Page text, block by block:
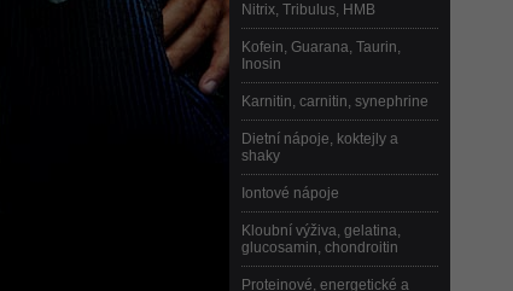
Nitrix, Tribulus, HMB
Kofein, Guarana, Taurin,
Inosin
Karnitin, carnitin, synephrine
Dietní nápoje, koktejly a
shaky
Iontové nápoje
Kloubní výživa, gelatina,
glucosamin, chondroitin
Proteinové, energetické a